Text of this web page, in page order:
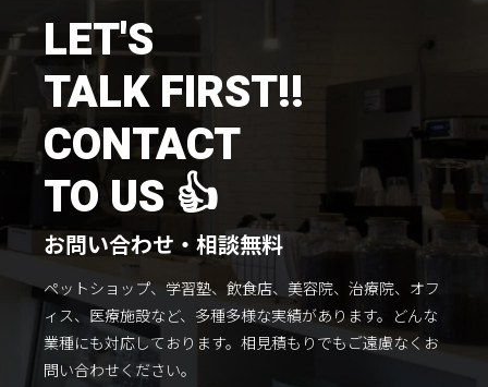
採用情報会社概要
LET'S
TALK FIRST!!
CONTACT
TO US 👍
お問い合わせ・相談無料
ペットショップ、学習塾、飲食店、美容院、治療院、オフ
ィス、医療施設など、多種多様な実績があります。 どんな
業種にも対応しております。 相見積もりでもご遠慮なくお
問い合わせください。